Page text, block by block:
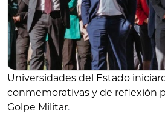
Universidades del Estado
conmemorativas y de reflexión
Golpe Militar.